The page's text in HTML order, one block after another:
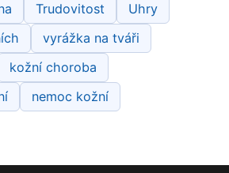
Trudovitost
Uhry
vyrážka na tváři
kožní choroba
nemoc kožní